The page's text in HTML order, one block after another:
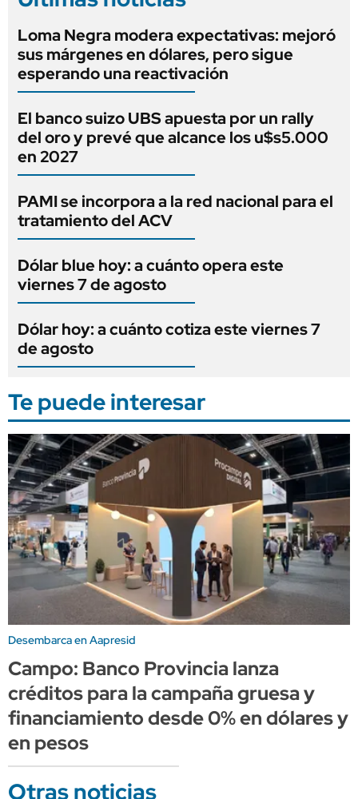
Loma Negra modera expectativas: mejoró
sus márgenes en dólares, pero sigue
esperando una reactivación
El banco suizo UBS apuesta por un rally
del oro y prevé que alcance los u$s5.000
en 2027
PAMI se incorpora a la red nacional para el
tratamiento del ACV
Dólar blue hoy: a cuánto opera este
viernes 7 de agosto
Dólar hoy: a cuánto cotiza este viernes 7
de agosto
Te puede interesar
Desembarca en Aapresid
Campo: Banco Provincia lanza
créditos para la campaña gruesa y
financiamiento desde 0% en dólares y
en pesos
Otras noticias